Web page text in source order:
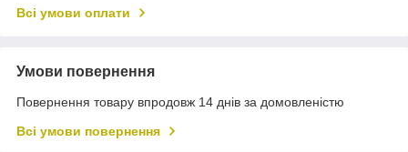
Всі умови оплати
Умови повернення
Повернення товару впродовж 14 днів за домовленістю
Всі умови повернення